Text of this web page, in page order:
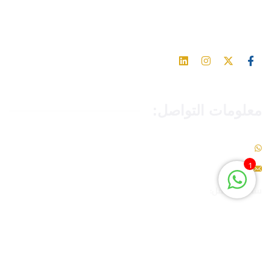
info@toppers-edu.com
ساعات العمل:
1